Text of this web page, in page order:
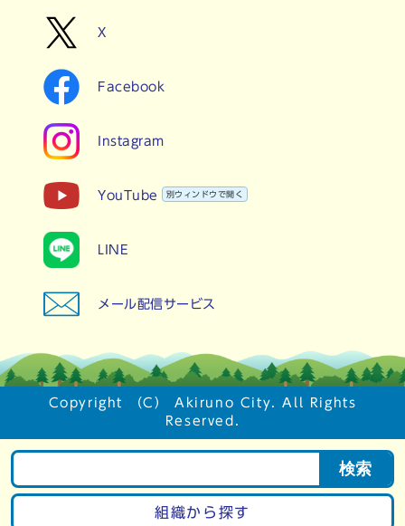
検索
組織から探す
X
Facebook
Instagram
YouTube 別ウィンドウで開く
LINE
メール配信サービス
Copyright （C） Akiruno City. All Rights
Reserved.